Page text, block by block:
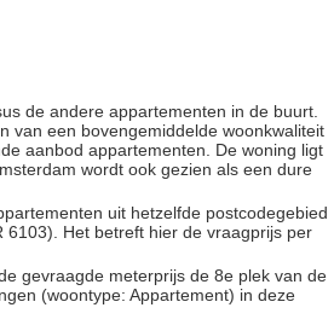
de andere appartementen in de buurt.
van een bovengemiddelde woonkwaliteit
aanbod appartementen. De woning ligt
wordt ook gezien als een dure
uit hetzelfde postcodegebied
6103). Het betreft hier de vraagprijs per
gevraagde meterprijs de 8e plek van de
(woontype: Appartement) in deze